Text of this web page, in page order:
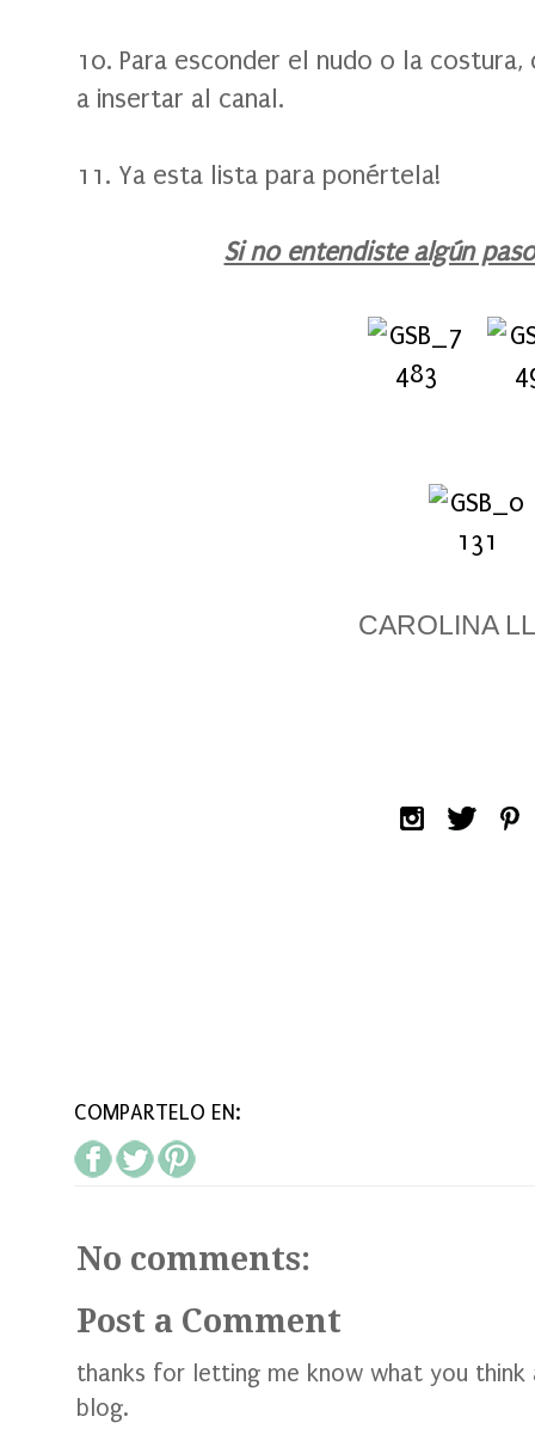
10. Para esconder el nudo o la
a insertar al canal.
11. Ya esta lista para ponértela!
Si no entendiste algún
CAROLINA
COMPARTELO EN:
No comments:
Post a Comment
thanks for letting me know what you think
blog.